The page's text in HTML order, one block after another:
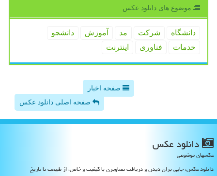
موضوع های دانلود عكس
دانشگاه شركت مد آموزش
دانشجو
خدمات
فناوری اینترنت
صفحه اخبار
صفحه اصلی دانلود عکس
دانلود عكس
عکسهای موضوعی
دانلود عکس، جایی برای دیدن و دریافت تصاویری با کیفیت و خاص، از طبیعت تا تاریخ